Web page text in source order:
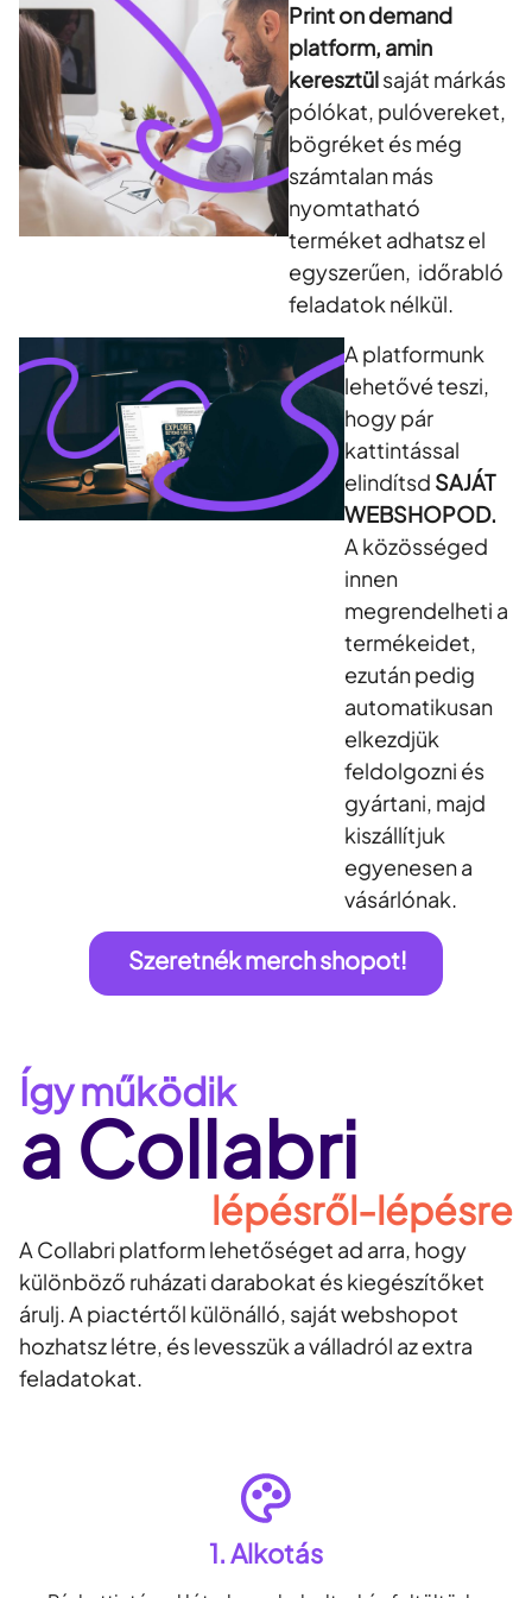
Print on demand
platform, amin
keresztülsaját márkás
pólókat, pulóvereket,
bögréket és még
számtalan más
nyomtatható
terméket adhatsz el
egyszerűen, időrabló
feladatok nélkül.
A platformunk
lehetővé teszi,
hogy pár
kattintással
elindítsd SAJÁT
WEBSHOPOD.
A közösséged
innen
megrendelheti a
termékeidet,
ezután pedig
automatikusan
elkezdjük
feldolgozni és
gyártani, majd
kiszállítjuk
egyenesen a
vásárlónak.
Szeretnék merch shopot!
Így működik
a Collabri
lépésről-lépésre
A Collabri platform lehetőséget ad arra, hogy
különböző ruházati darabokat és kiegészítőket
árulj. A piactértől különálló, saját webshopot
hozhatsz létre, és levesszük a válladról az extra
feladatokat.
1. Alkotás